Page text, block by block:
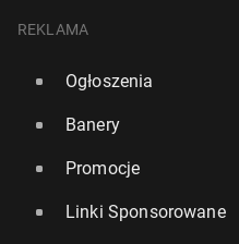
REKLAMA
Ogłoszenia
Banery
Promocje
Linki Sponsorowane